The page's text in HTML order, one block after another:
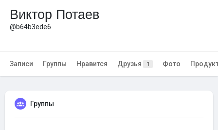
Виктор Потаев
@b64b3ede6
Записи Группы Нравится Друзья 1 Фото
Группы